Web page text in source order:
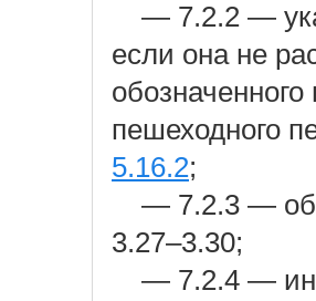
— 7.2.2 —
если она не
пешеходного
5.16.2;
— 7.2.3 —
3.27–3.30;
— 7.2.4 —